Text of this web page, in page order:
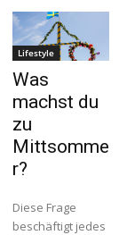
Lifestyle
Was
machst du
zu
Mittsomme
r?
Diese Frage
beschäftigt jedes